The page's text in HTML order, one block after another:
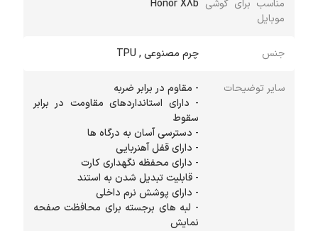
مناسب برای گوشی
موبایل
Honor X8b
جنس چرم مصنوعی , TPU
سایر توضیحات
- دارای استانداردهای مقاومت در برابر
سقوط
- دسترسی آسان به درگاه ها
- دارای قفل آهنربایی
- دارای محفظه نگهداری کارت
- قابلیت تبدیل شدن به استند
- دارای پوشش نرم داخلی
- لبه های برجسته برای محافظت صفحه
نمایش